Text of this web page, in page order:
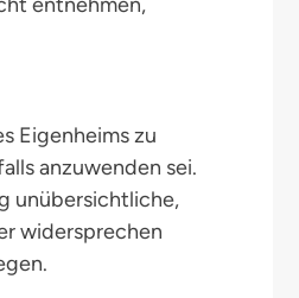
Eigenheims zu
anzuwenden sei.
unübersichtliche,
widersprechen